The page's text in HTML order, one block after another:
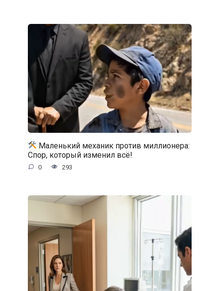
Маленький механик против миллионера:
Спор, который изменил всё!
0 293